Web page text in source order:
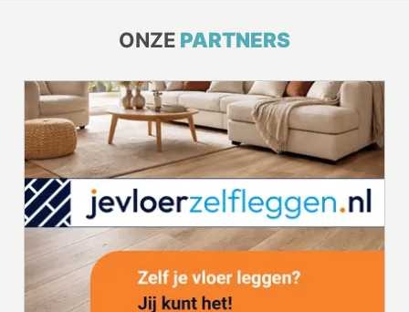
ONZE PARTNERS